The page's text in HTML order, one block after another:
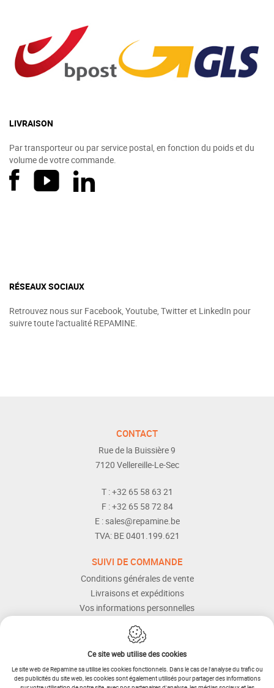
LIVRAISON
Par transporteur ou par service postal, en fonction du poids et du
volume de votre commande.
RÉSEAUX SOCIAUX
Retrouvez nous sur Facebook, Youtube, Twitter et LinkedIn pour
suivre toute l'actualité REPAMINE.
CONTACT
Rue de la Buissière 9
7120 Vellereille-Le-Sec
T :+32 65 58 63 21
F :+32 65 58 72 84
E :sales@repamine.be
TVA: BE 0401.199.621
SUIVI DE COMMANDE
Conditions générales de vente
Livraisons et expéditions
Vos informations personnelles
Modes de paiement
Services Après-vente
Aide et assistance
Ce site web utilise des cookies
Le site web de Repamine sa utilise les cookies fonctionnels. Dans le cas de l'analyse du trafic ou
des publicités du site web, les cookies sont également utilisés pour partager des informations